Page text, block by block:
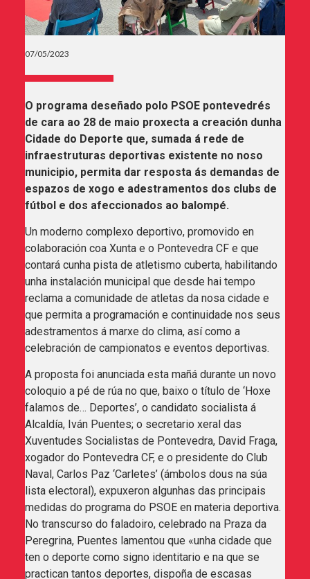
07/05/2023
O programa deseñado polo PSOE pontevedrés
de cara ao 28 de maio proxecta a creación dunha
Cidade do Deporte que, sumada á rede de
infraestruturas deportivas existente no noso
municipio, permita dar resposta ás demandas de
espazos de xogo e adestramentos dos clubs de
fútbol e dos afeccionados ao balompé.
Un moderno complexo deportivo, promovido en
colaboración coa Xunta e o Pontevedra CF e que
contará cunha pista de atletismo cuberta, habilitando
unha instalación municipal que desde hai tempo
reclama a comunidade de atletas da nosa cidade e
que permita a programación e continuidade nos seus
adestramentos á marxe do clima, así como a
celebración de campionatos e eventos deportivas.
A proposta foi anunciada esta mañá durante un novo
coloquio a pé de rúa no que, baixo o título de ‘Hoxe
falamos de… Deportes’, o candidato socialista á
Alcaldía, Iván Puentes; o secretario xeral das
Xuventudes Socialistas de Pontevedra, David Fraga,
xogador do Pontevedra CF, e o presidente do Club
Naval, Carlos Paz ‘Carletes’ (ámbolos dous na súa
lista electoral), expuxeron algunhas das principais
medidas do programa do PSOE en materia deportiva.
No transcurso do faladoiro, celebrado na Praza da
Peregrina, Puentes lamentou que «unha cidade que
ten o deporte como signo identitario e na que se
practican tantos deportes, dispoña de escasas